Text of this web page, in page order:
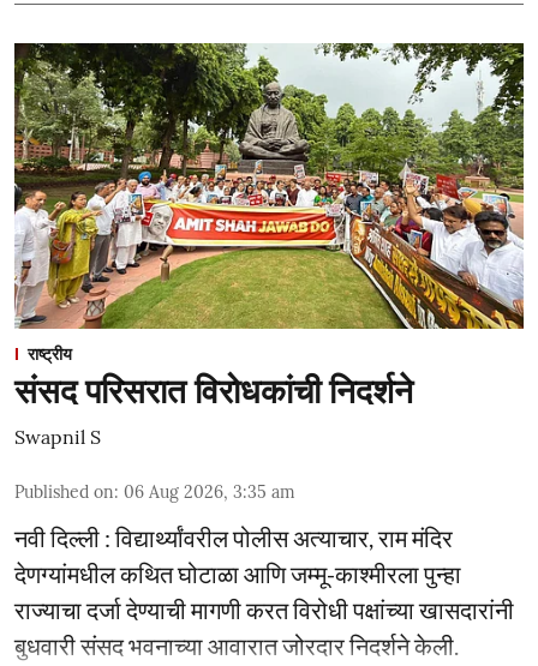
राष्ट्रीय
संसद परिसरात विरोधकांची निदर्शने
Swapnil S
Published on: 06 Aug 2026, 3:35 am
नवी दिल्ली : विद्यार्थ्यांवरील पोलीस अत्याचार, राम मंदिर
देणग्यांमधील कथित घोटाळा आणि जम्मू-काश्मीरला पुन्हा
राज्याचा दर्जा देण्याची मागणी करत विरोधी पक्षांच्या खासदारांनी
बुधवारी संसद भवनाच्या आवारात जोरदार निदर्शने केली.